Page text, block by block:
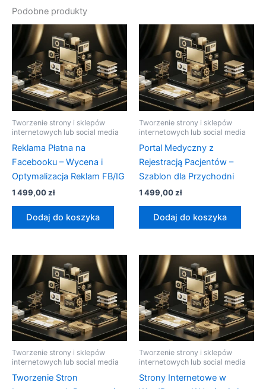
Podobne produkty
Tworzenie strony i sklepów
internetowych lub social media
Reklama Płatna na
Facebooku – Wycena i
Optymalizacja Reklam FB/IG
1 499,00zł
Dodaj do koszyka
Tworzenie strony i sklepów
internetowych lub social media
Portal Medyczny z
Rejestracją Pacjentów –
Szablon dla Przychodni
1 499,00zł
Dodaj do koszyka
Tworzenie strony i sklepów
internetowych lub social media
Tworzenie Stron
Tworzenie strony i sklepów
internetowych lub social media
Strony Internetowe w